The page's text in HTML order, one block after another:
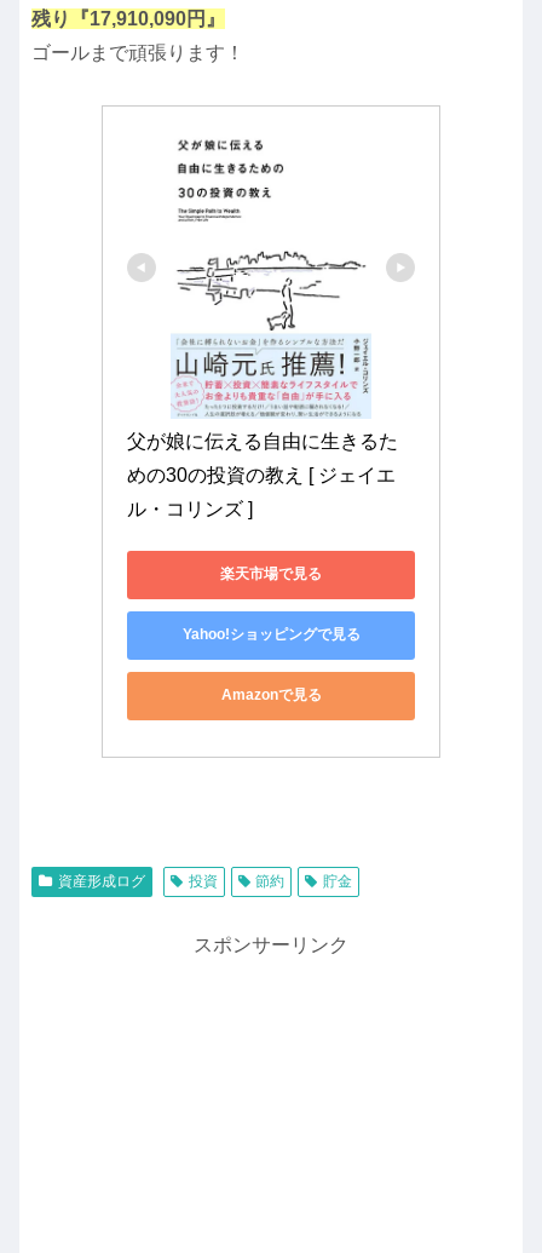
残り『17,910,090円』
ゴールまで頑張ります！
父が娘に伝える自由に生きるた
めの30の投資の教え [ ジェイエ
ル・コリンズ ]
楽天市場で見る
Yahoo!ショッピングで見る
Amazonで見る
資産形成ログ 投資 節約 貯金
スポンサーリンク